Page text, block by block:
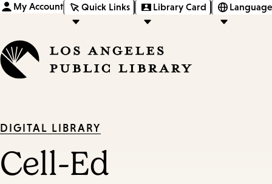
My Account Quick Links Library Card
DIGITAL LIBRARY
Cell-Ed